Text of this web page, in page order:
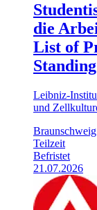
die
List of
Leibniz-
und
Braunschweig
Teilzeit
Befristet
21.07.2026